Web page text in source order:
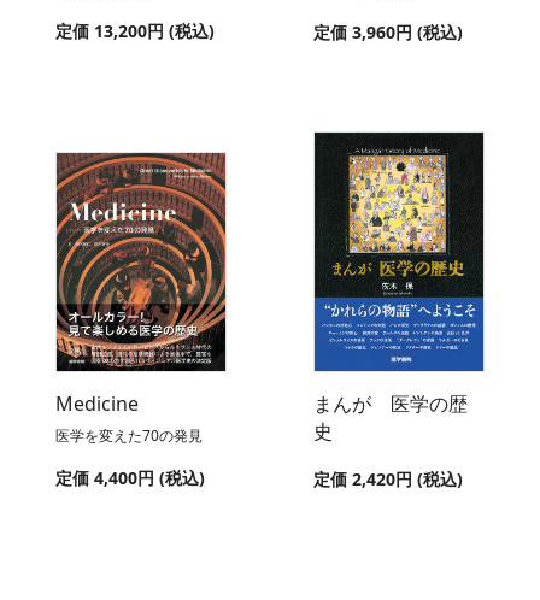
定価 13,200円 (税込) 定価 3,960円 (税込)
Medicine
医学を変えた70の発見
定価 4,400円 (税込)
まんが 医学の歴
史
定価 2,420円 (税込)